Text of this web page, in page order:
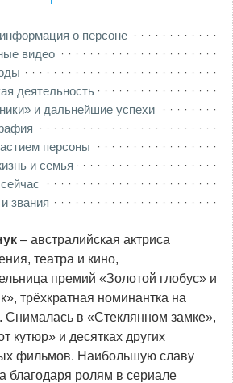
о персоне
видео
деятельность
и дальнейшие успехи
персоны
и семья
звания
– австралийская актриса
театра и кино,
премий «Золотой глобус» и
трёхкратная номинантка на
в «Стеклянном замке»,
кутюр» и десятках других
фильмов. Наибольшую славу
благодаря ролям в сериале